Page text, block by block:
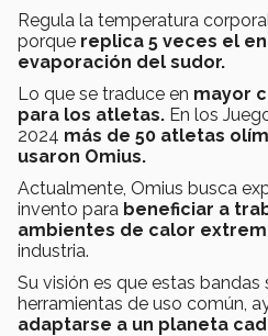
Regula la temperatura
porque replica 5 veces el
evaporación del sudor.
Lo que se traduce en mayor
para los atletas. En los
2024 más de 50 atletas
usaron Omius.
Actualmente, Omius busca
invento para beneficiar a
ambientes de calor
industria.
Su visión es que estas bandas
herramientas de uso común,
adaptarse a un planeta